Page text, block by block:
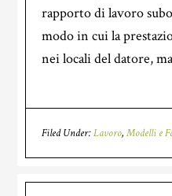
rapporto di lavoro
modo in cui la
nei locali del datore,
Filed Under:Lavoro,Modelli e